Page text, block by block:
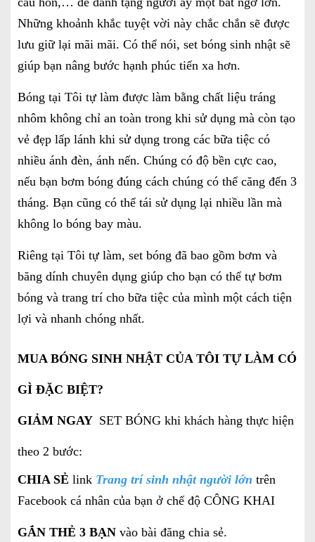
Những khoảnh khắc tuyệt vời này chắc chắn sẽ được
lưu giữ lại mãi mãi. Có thể nói, set bóng sinh nhật sẽ
giúp bạn nâng bước hạnh phúc tiến xa hơn.
Bóng tại Tôi tự làm được làm bằng chất liệu tráng
nhôm không chỉ an toàn trong khi sử dụng mà còn tạo
vẻ đẹp lấp lánh khi sử dụng trong các bữa tiệc có
nhiều ánh đèn, ánh nến. Chúng có độ bền cực cao,
nếu bạn bơm bóng đúng cách chúng có thể căng đến 3
tháng. Bạn cũng có thể tái sử dụng lại nhiều lần mà
không lo bóng bay màu.
Riêng tại Tôi tự làm, set bóng đã bao gồm bơm và
băng dính chuyên dụng giúp cho bạn có thể tự bơm
bóng và trang trí cho bữa tiệc của mình một cách tiện
lợi và nhanh chóng nhất.
MUA BÓNG SINH NHẬT CỦA TÔI TỰ LÀM CÓ
GÌ ĐẶC BIỆT?
GIẢM NGAY SET BÓNG khi khách hàng thực hiện
theo 2 bước:
CHIA SẺ link Trang trí sinh nhật người lớn trên
Facebook cá nhân của bạn ở chế độ CÔNG KHAI
GẮN THẺ 3 BẠN vào bài đăng chia sẻ.